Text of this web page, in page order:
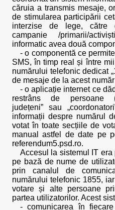
căruia a transmis mesaje,
de stimularea participării
interzise de lege, către
campanie /primarii/
informatic avea două
- o componentă ce
SMS, în timp real și între
numărului telefonic dedicat
de mesaje de la acest număr
- o aplicație internet ce
restrâns de persoane
județeni” sau
informații despre numărul
votat în toate secțiile de
manual astfel de date pe
referendum5.psd.ro.
Accesul la sistemul IT
pe bază de nume de
prin canalul de
numărului telefonic 1855,
votare și alte persoane
partea utilizatorilor. Acest
- comunicarea în